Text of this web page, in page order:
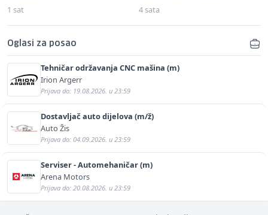
1 sat 4 sata
Oglasi za posao
Tehničar održavanja CNC mašina (m)
Irion Argerr
Prijava do: 19.08.2026. u 23:59
Dostavljač auto dijelova (m/ž)
Auto Žis
Prijava do: 04.09.2026. u 23:59
Serviser - Automehaničar (m)
Arena Motors
Prijava do: 20.08.2026. u 23:59